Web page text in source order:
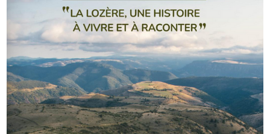
EN SAVOIR PLUS